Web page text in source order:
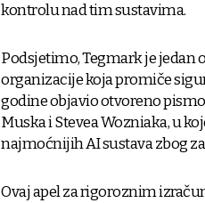
kontrolu nad tim sustavima.
Podsjetimo, Tegmark je jedan
organizacije koja promiče
godine objavio otvoreno
Muska i Stevea Wozniaka, u
najmoćnijih AI sustava zbog
Ovaj apel za rigoroznim